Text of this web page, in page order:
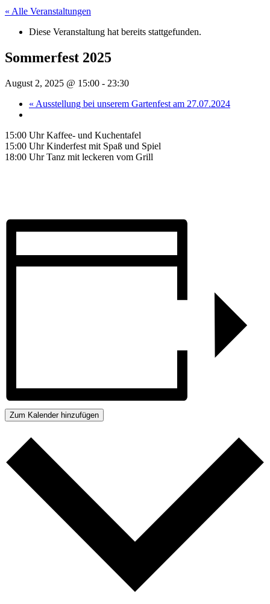
« Alle Veranstaltungen
Diese Veranstaltung hat bereits stattgefunden.
Sommerfest 2025
August 2, 2025 @ 15:00 - 23:30
« Ausstellung bei unserem Gartenfest am 27.07.2024
15:00 Uhr Kaffee- und Kuchentafel
15:00 Uhr Kinderfest mit Spaß und Spiel
18:00 Uhr Tanz mit leckeren vom Grill
Zum Kalender hinzufügen